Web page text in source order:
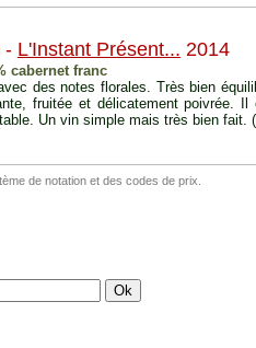
- L'Instant Présent... 2014
cabernet franc
des notes florales. Très bien
fruitée et délicatement poivrée. Il
Un vin simple mais très bien fait.
de notation et des codes de prix.